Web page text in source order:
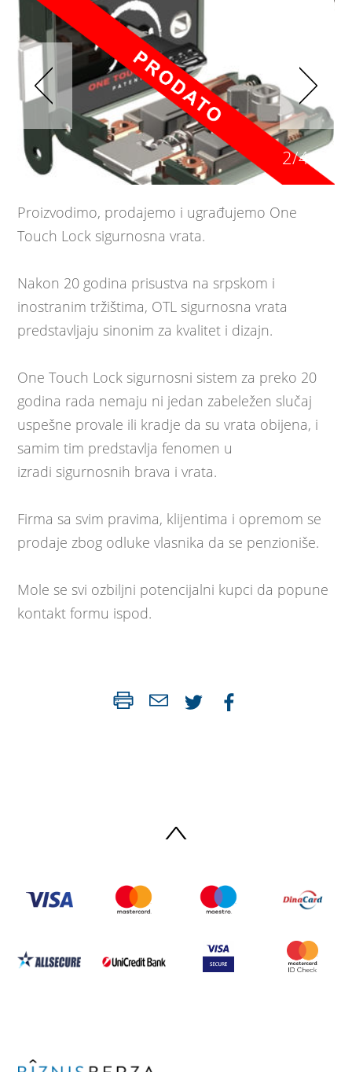
2/4
Proizvodimo, prodajemo i ugrađujemo One
Touch Lock sigurnosna vrata.
Nakon 20 godina prisustva na srpskom i
inostranim tržištima, OTL sigurnosna vrata
predstavljaju sinonim za kvalitet i dizajn.
One Touch Lock sigurnosni sistem za preko 20
godina rada nemaju ni jedan zabeležen slučaj
uspešne provale ili kradje da su vrata obijena, i
samim tim predstavlja fenomen u
izradi sigurnosnih brava i vrata.
Firma sa svim pravima, klijentima i opremom se
prodaje zbog odluke vlasnika da se penzioniše.
Mole se svi ozbiljni potencijalni kupci da popune
kontakt formu ispod.